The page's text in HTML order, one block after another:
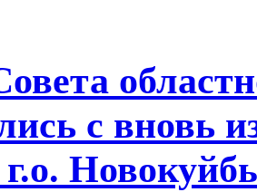
с вновь
г.о.